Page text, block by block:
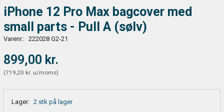
iPhone 12 Pro Max bagcover med
small parts - Pull A (sølv)
Varenr.: 222028 G2-21
899,00 kr.
(719,20 kr. u/moms)
Lager: 2 stk på lager